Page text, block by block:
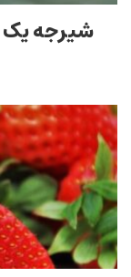
شیرجه یک